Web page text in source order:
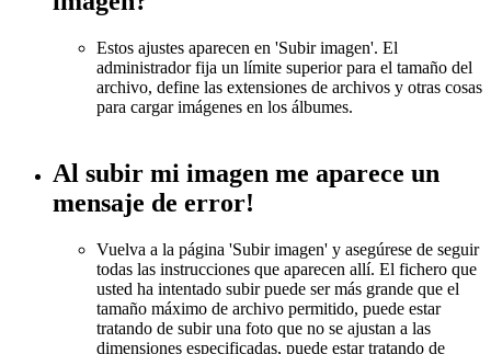
Estos ajustes aparecen en 'Subir imagen'. El
administrador fija un límite superior para el tamaño del
archivo, define las extensiones de archivos y otras cosas
para cargar imágenes en los álbumes.
Al subir mi imagen me aparece un
mensaje de error!
Vuelva a la página 'Subir imagen' y asegúrese de seguir
todas las instrucciones que aparecen allí. El fichero que
usted ha intentado subir puede ser más grande que el
tamaño máximo de archivo permitido, puede estar
tratando de subir una foto que no se ajustan a las
dimensiones especificadas, puede estar tratando de